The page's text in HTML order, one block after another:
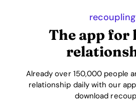
recoupling
The app for
Already over 150,000 people
relationship daily with our
download